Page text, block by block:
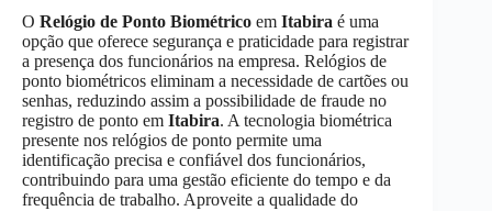
O Relógio de Ponto Biométrico em Itabira é uma
opção que oferece segurança e praticidade para registrar
a presença dos funcionários na empresa. Relógios de
ponto biométricos eliminam a necessidade de cartões ou
senhas, reduzindo assim a possibilidade de fraude no
registro de ponto em Itabira. A tecnologia biométrica
presente nos relógios de ponto permite uma
identificação precisa e confiável dos funcionários,
contribuindo para uma gestão eficiente do tempo e da
frequência de trabalho. Aproveite a qualidade do